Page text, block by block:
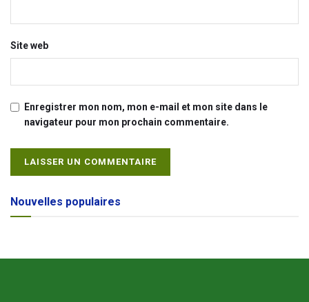
Site web
Enregistrer mon nom, mon e-mail et mon site dans le
navigateur pour mon prochain commentaire.
Alternative:
Nouvelles populaires